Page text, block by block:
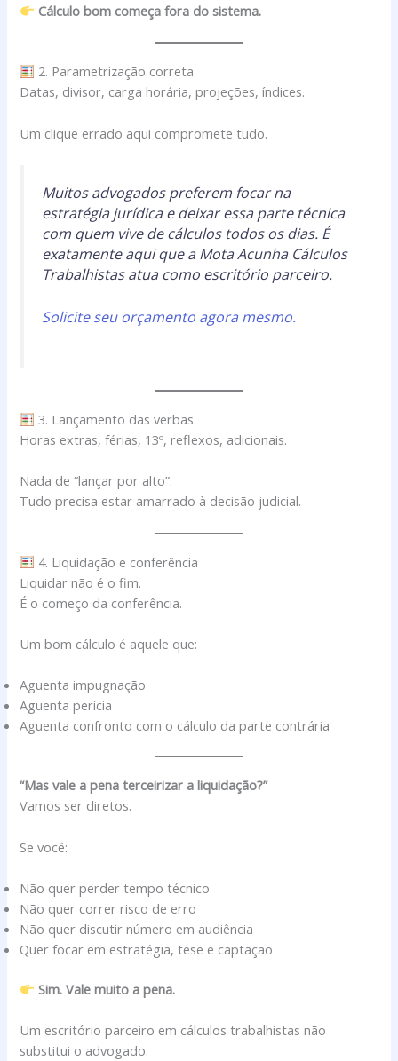
Cálculo bom começa fora do sistema.
2. Parametrização correta
Datas, divisor, carga horária, projeções, índices.
Um clique errado aqui compromete tudo.
Muitos advogados preferem focar na
estratégia jurídica e deixar essa parte técnica
com quem vive de cálculos todos os dias. É
exatamente aqui que a Mota Acunha Cálculos
Trabalhistas atua como escritório parceiro.
Solicite seu orçamento agora mesmo.
3. Lançamento das verbas
Horas extras, férias, 13º, reflexos, adicionais.
Nada de “lançar por alto”.
Tudo precisa estar amarrado à decisão judicial.
4. Liquidação e conferência
Liquidar não é o fim.
É o começo da conferência.
Um bom cálculo é aquele que:
Aguenta impugnação
Aguenta perícia
Aguenta confronto com o cálculo da parte contrária
“Mas vale a pena terceirizar a liquidação?”
Vamos ser diretos.
Se você:
Não quer perder tempo técnico
Não quer correr risco de erro
Não quer discutir número em audiência
Quer focar em estratégia, tese e captação
Sim. Vale muito a pena.
Um escritório parceiro em cálculos trabalhistas não
substitui o advogado.